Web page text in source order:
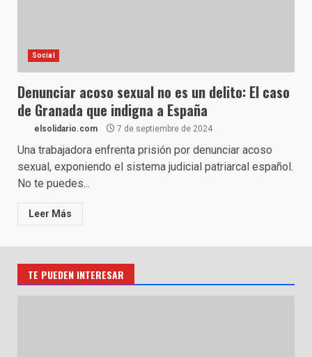
Social
Denunciar acoso sexual no es un delito: El caso
de Granada que indigna a España
elsolidario.com 7 de septiembre de 2024
Una trabajadora enfrenta prisión por denunciar acoso
sexual, exponiendo el sistema judicial patriarcal español.
No te puedes...
Leer Más
TE PUEDEN INTERESAR